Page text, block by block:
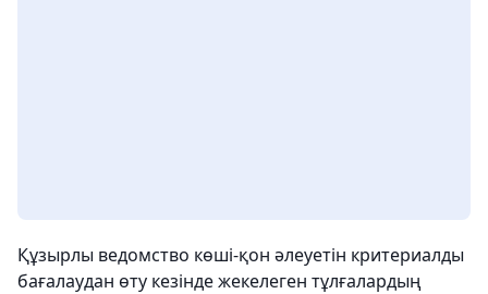
Құзырлы ведомство көші-қон әлеуетін критериалды
бағалаудан өту кезінде жекелеген тұлғалардың